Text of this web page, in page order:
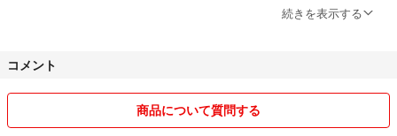
ご理解の上でご購入下さいますようお願いいたします。
《お願い》
生産時期により、生産国や仕様変更で細部において写真と異なることがご
ヘインズ各種
元々パックに入っている商品は枚数や状況により、発送の際に開封いた
続きを表示する
コメント
商品について質問する